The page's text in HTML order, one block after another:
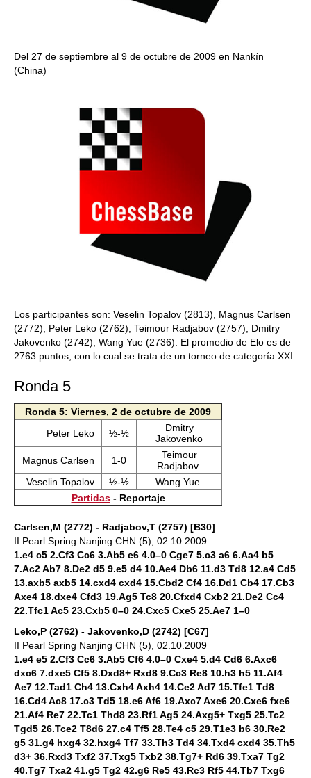
Del 27 de septiembre al 9 de octubre de 2009 en Nankín
(China)
Los participantes son: Veselin Topalov (2813), Magnus Carlsen
(2772), Peter Leko (2762), Teimour Radjabov (2757), Dmitry
Jakovenko (2742), Wang Yue (2736). El promedio de Elo es de
2763 puntos, con lo cual se trata de un torneo de categoría XXI.
Ronda 5
Ronda 5: Viernes, 2 de octubre de 2009
Peter Leko
½-½
Dmitry
Jakovenko
Magnus Carlsen
1-0
Teimour
Radjabov
Veselin Topalov
½-½
Wang Yue
Partidas- Reportaje
Carlsen,M (2772) - Radjabov,T (2757) [B30]
II Pearl Spring Nanjing CHN (5), 02.10.2009
1.e4 c5 2.Cf3 Cc6 3.Ab5 e6 4.0–0 Cge7 5.c3 a6 6.Aa4 b5
7.Ac2 Ab7 8.De2 d5 9.e5 d4 10.Ae4 Db6 11.d3 Td8 12.a4 Cd5
13.axb5 axb5 14.cxd4 cxd4 15.Cbd2 Cf4 16.Dd1 Cb4 17.Cb3
Axe4 18.dxe4 Cfd3 19.Ag5 Tc8 20.Cfxd4 Cxb2 21.De2 Cc4
22.Tfc1 Ac5 23.Cxb5 0–0 24.Cxc5 Cxe5 25.Ae7 1–0
Leko,P (2762) - Jakovenko,D (2742) [C67]
II Pearl Spring Nanjing CHN (5), 02.10.2009
1.e4 e5 2.Cf3 Cc6 3.Ab5 Cf6 4.0–0 Cxe4 5.d4 Cd6 6.Axc6
dxc6 7.dxe5 Cf5 8.Dxd8+ Rxd8 9.Cc3 Re8 10.h3 h5 11.Af4
Ae7 12.Tad1 Ch4 13.Cxh4 Axh4 14.Ce2 Ad7 15.Tfe1 Td8
16.Cd4 Ac8 17.c3 Td5 18.e6 Af6 19.Axc7 Axe6 20.Cxe6 fxe6
21.Af4 Re7 22.Tc1 Thd8 23.Rf1 Ag5 24.Axg5+ Txg5 25.Tc2
Tgd5 26.Tce2 T8d6 27.c4 Tf5 28.Te4 c5 29.T1e3 b6 30.Re2
g5 31.g4 hxg4 32.hxg4 Tf7 33.Th3 Td4 34.Txd4 cxd4 35.Th5
d3+ 36.Rxd3 Txf2 37.Txg5 Txb2 38.Tg7+ Rd6 39.Txa7 Tg2
40.Tg7 Txa2 41.g5 Tg2 42.g6 Re5 43.Rc3 Rf5 44.Tb7 Txg6